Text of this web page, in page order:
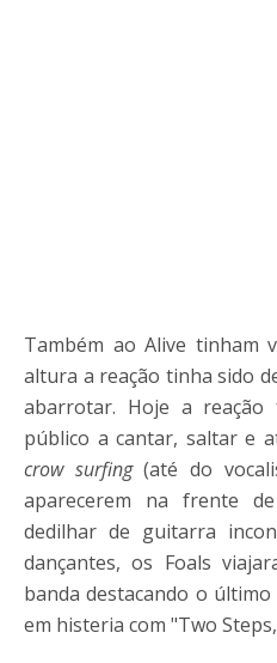
Também ao Alive tinham
altura a reação tinha sido
abarrotar. Hoje a
público a cantar, saltar e
crow surfing(até do
aparecerem na frente
dedilhar de guitarra
dançantes, os Foals
banda destacando o último
em histeria com "Two